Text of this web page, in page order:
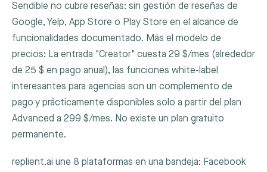
Sendible no cubre reseñas: sin gestión de reseñas de
Google, Yelp, App Store o Play Store en el alcance de
funcionalidades documentado. Más el modelo de
precios: La entrada "Creator" cuesta 29 $/mes (alrededor
de 25 $ en pago anual), las funciones white-label
interesantes para agencias son un complemento de
pago y prácticamente disponibles solo a partir del plan
Advanced a 299 $/mes. No existe un plan gratuito
permanente.
replient.ai une 8 plataformas en una bandeja: Facebook